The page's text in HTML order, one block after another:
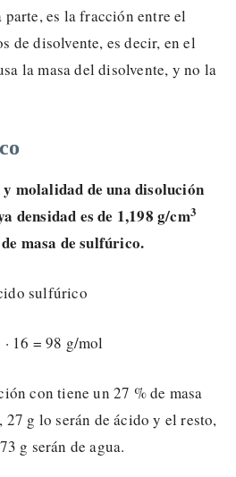
es la fracción entre el
de disolvente, es decir, en el
la masa del disolvente, y no la
molalidad de una disolución
densidad es de 1,198 g/cm3
masa de sulfúrico.
sulfúrico
16 = 98 g/mol
con tiene un 27 % de masa
g lo serán de ácido y el resto,
g serán de agua.